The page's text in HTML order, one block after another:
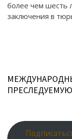
более чем шесть
заключения в